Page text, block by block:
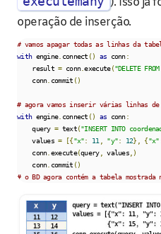
operação de inserção.
# vamos apagar todas as linhas da
with engine. connect () as conn:
    result
= conn.execute("DELETE
    conn
. commit ()
# agora vamos inserir várias linhas de
with engine. connect () as conn:
    query
= text("INSERT INTO
    values
= [{"x": 11 "y": 12}, {"x"
    conn
. execute(query, values ,)
    conn
. commit ()
# o BD agora contém a tabela mostrada